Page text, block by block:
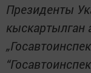
Президенты
кыскартылган